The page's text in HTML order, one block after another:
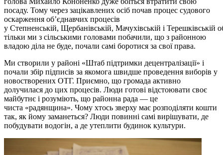
посаду. Тому через зацікавлених осіб почав процес судового
оскарження об’єднавчих процесів
у Степненській, Щербанівській, Мачухівській і Терешківській
тільки ми з сільськими головами побачили, що з районною
владою діла не буде, почали самі боротися за свої права.
Ми створили у районі «Штаб підтримки децентралізації» і
почали збір підписів за якомога швидше проведення виборів у
новостворених ОТГ. Приємно, що громада активно
долучилася до цих процесів. Люди готові відстоювати своє
майбутнє і розуміють, що районна рада — це
чиста «радянщина». Чому хтось зверху має розподіляти кошти
так, як йому заманеться? Люди повинні самі вирішувати, де
побудувати водогін, а де утеплити будинок культури.